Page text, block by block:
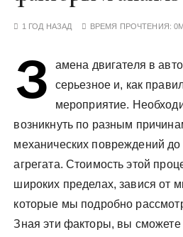
1 ГОД НАЗАД ВРЕМЯ ПРОЧТЕНИЯ:
З
амена двигателя в
серьезное и, как
мероприятие.
возникнуть по разным
механических повреждений до
агрегата. Стоимость этой
широких пределах, завися от
которые мы подробно
Зная эти факторы, вы